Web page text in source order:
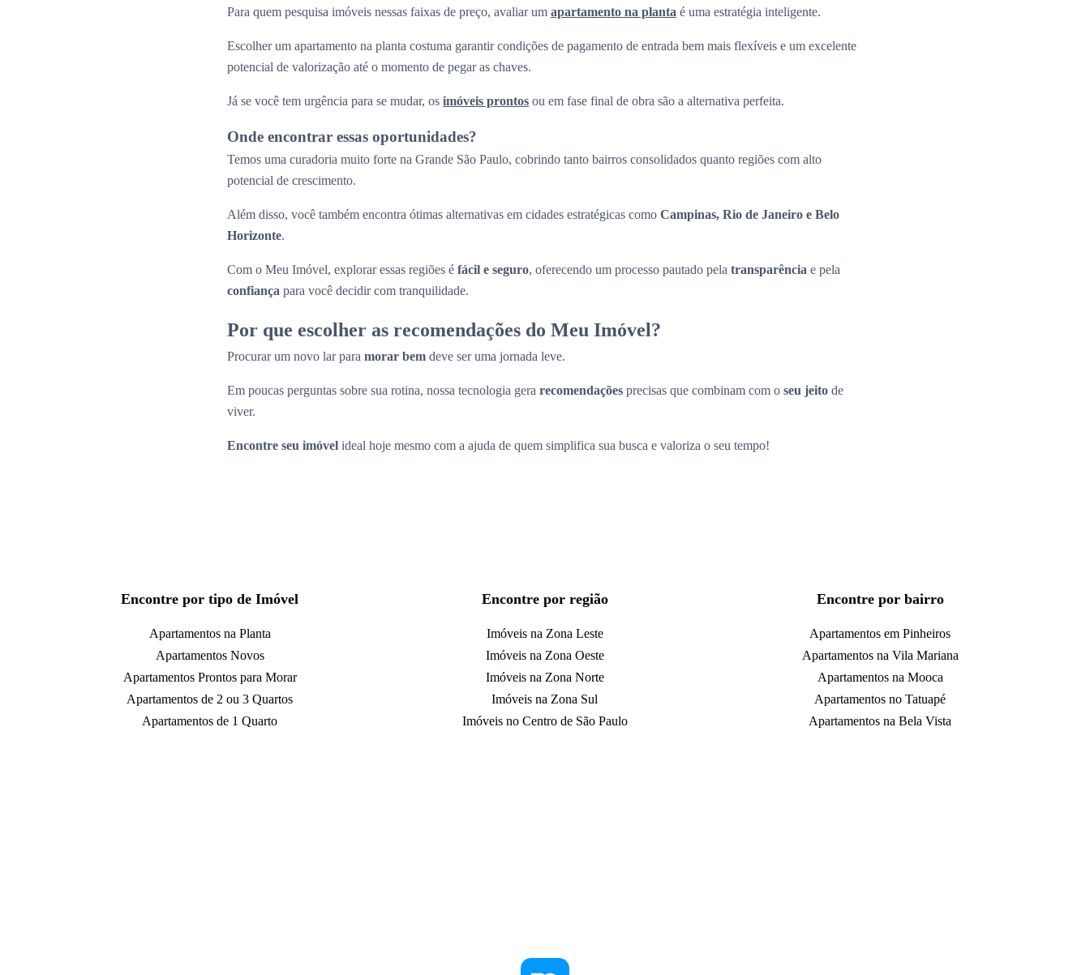
Para quem pesquisa imóveis nessas faixas de preço, avaliar um apartamento na planta é uma estratégia inteligente.
Escolher um apartamento na planta costuma garantir condições de pagamento de entrada bem mais flexíveis e um excelente
potencial de valorização até o momento de pegar as chaves.
Já se você tem urgência para se mudar, os imóveis prontos ou em fase final de obra são a alternativa perfeita.
Onde encontrar essas oportunidades?
Temos uma curadoria muito forte na Grande São Paulo, cobrindo tanto bairros consolidados quanto regiões com alto
potencial de crescimento.
Além disso, você também encontra ótimas alternativas em cidades estratégicas como Campinas, Rio de Janeiro e Belo
Horizonte.
Com o Meu Imóvel, explorar essas regiões é fácil e seguro, oferecendo um processo pautado pela transparência e pela
confiança para você decidir com tranquilidade.
Por que escolher as recomendações do Meu Imóvel?
Procurar um novo lar para morar bem deve ser uma jornada leve.
Em poucas perguntas sobre sua rotina, nossa tecnologia gera recomendações precisas que combinam com o seu jeito de
viver.
Encontre seu imóvel ideal hoje mesmo com a ajuda de quem simplifica sua busca e valoriza o seu tempo!
Encontre por tipo de Imóvel
Apartamentos na Planta
Apartamentos Novos
Apartamentos Prontos para Morar
Apartamentos de 2 ou 3 Quartos
Apartamentos de 1 Quarto
Encontre por região
Imóveis na Zona Leste
Imóveis na Zona Oeste
Imóveis na Zona Norte
Imóveis na Zona Sul
Imóveis no Centro de São Paulo
Encontre por bairro
Apartamentos em Pinheiros
Apartamentos na Vila Mariana
Apartamentos na Mooca
Apartamentos no Tatuapé
Apartamentos na Bela Vista